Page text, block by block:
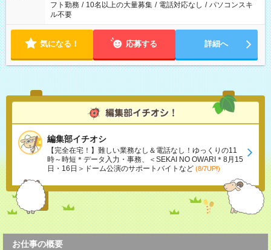
フト勤務 / 10名以上の大量募集 / 電話対応なし / パソコンスキ
ル不要
気になる！ 応募する 詳細へ
編集部イチオシ
【完全在宅！】難しい業務なし＆電話なし！ゆっくりの11
時～時短＊データ入力・事務、＜SEKAI NO OWARI＊8月15
日・16日＞ドーム公演のサポートバイトなど (8/7UP!)
お仕事の概要